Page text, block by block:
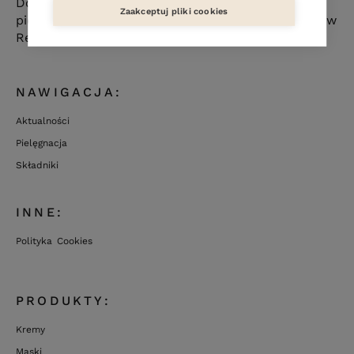
pielęgnację skóry. Poznaj nową markę kosmetyków
Resibo i odkryj piękno płynące z natury.
NAWIGACJA:
Aktualności
Pielęgnacja
Składniki
INNE:
Polityka Cookies
PRODUKTY:
Kremy
Maski
Zaakceptuj pliki cookies